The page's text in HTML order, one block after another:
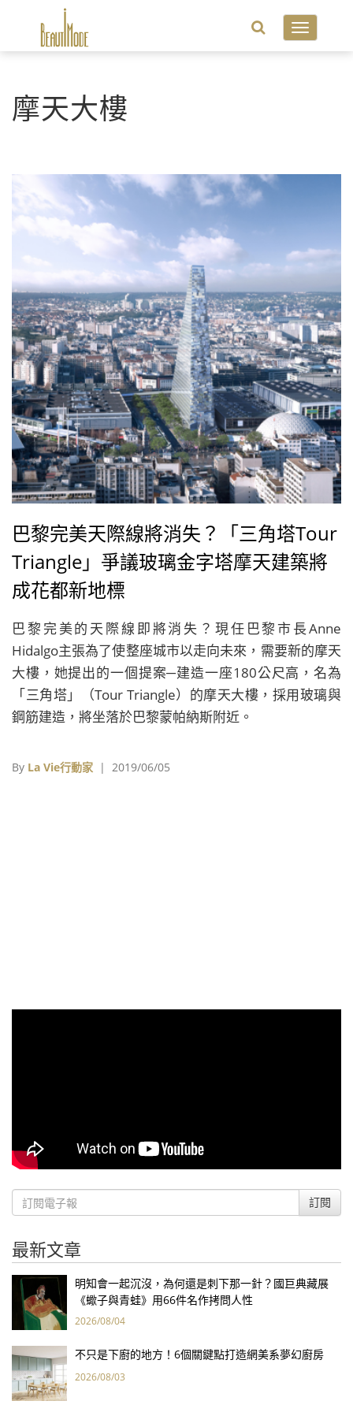
Toggle
摩天大樓
巴黎完美天際線將消失？「三角塔Tour
Triangle」爭議玻璃金字塔摩天建築將
成花都新地標
巴黎完美的天際線即將消失？現任巴黎市長Anne
Hidalgo主張為了使整座城市以走向未來，需要新的摩天
大樓，她提出的一個提案─建造一座180公尺高，名為
「三角塔」（Tour Triangle）的摩天大樓，採用玻璃與
鋼筋建造，將坐落於巴黎蒙帕納斯附近。
By La Vie行動家 | 2019/06/05
訂閱
最新文章
明知會一起沉沒，為何還是刺下那一針？國巨典藏展
《蠍子與青蛙》用66件名作拷問人性
2026/08/04
不只是下廚的地方！6個關鍵點打造網美系夢幻廚房
2026/08/03